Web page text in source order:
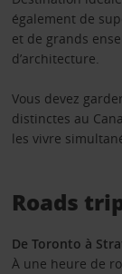
également de
et de grands
d’architecture.
Vous devez
distinctes au
les vivre
Roads
De Toronto à
À une heure de